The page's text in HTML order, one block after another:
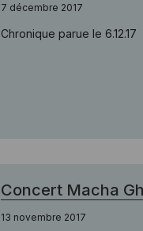
7 décembre 2017
Chronique parue le 6.12.17
Concert Macha
13 novembre 2017